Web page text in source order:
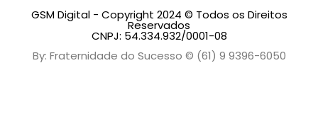
GSM Digital - Copyright 2024 © Todos os Direitos
Reservados
CNPJ: 54.334.932/0001-08
By: Fraternidade do Sucesso © (61) 9 9396-6050